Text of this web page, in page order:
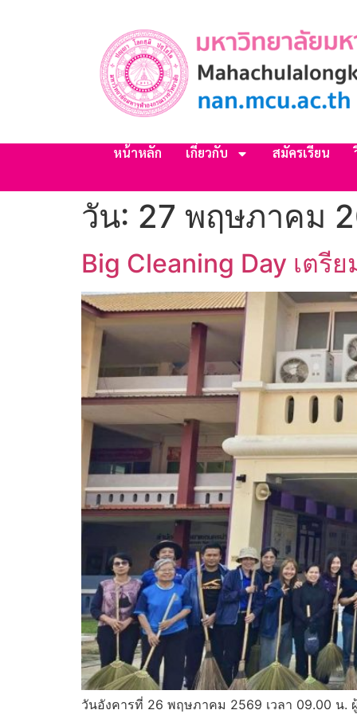
หน้าหลัก เกี่ยวกับ สมัครเรียน
วัน: 27 พฤษภาคม
Big Cleaning Day เตรี
วันอังคารที่ 26 พฤษภาคม 2569 เวลา 09.00 น